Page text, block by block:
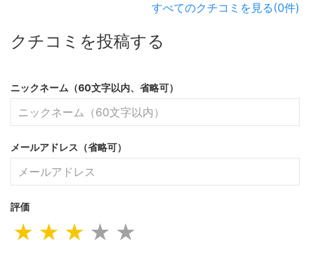
すべてのクチコミを見る(0件)
クチコミを投稿する
ニックネーム（60文字以内、省略可）
メールアドレス（省略可）
評価
★
★
★
★
★